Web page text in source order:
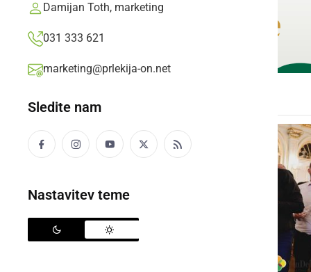
Damijan Toth, marketing
031 333 621
marketing@prlekija-on.net
Sledite nam
Nastavitev teme